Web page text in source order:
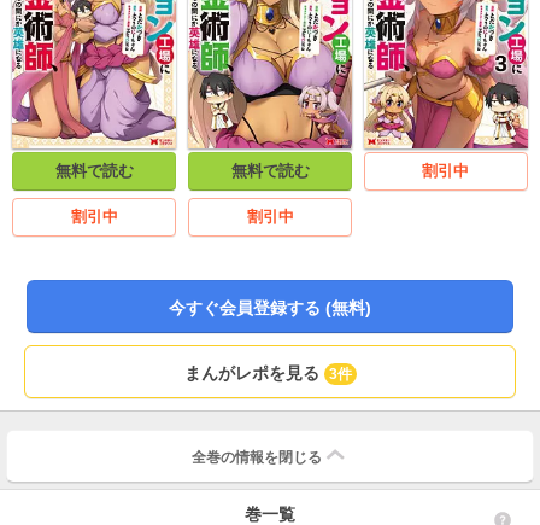
無料で読む
割引中
無料で読む
割引中
割引中
今すぐ会員登録する (無料)
まんがレポを見る 3件
全巻の情報を 閉じる
巻一覧